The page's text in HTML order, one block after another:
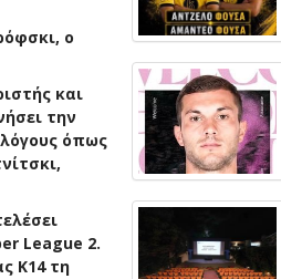
ο
και
την
όπως
League 2.
Κ14 τη